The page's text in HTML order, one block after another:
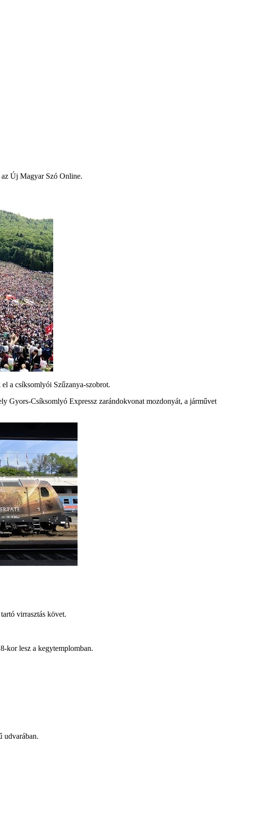
Új Magyar Szó Online.
a csíksomlyói Szűzanya-szobrot.
Gyors-Csíksomlyó Expressz zarándokvonat mozdonyát, a járművet
virrasztás követ.
kor lesz a kegytemplomban.
udvarában.